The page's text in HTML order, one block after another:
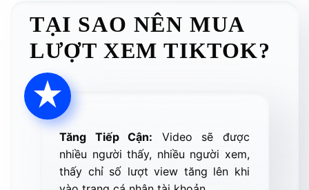
TẠI SAO NÊN MUA
LƯỢT XEM TIKTOK?
Tăng Tiếp Cận: Video sẽ được
nhiều người thấy, nhiều người xem,
thấy chỉ số lượt view tăng lên khi